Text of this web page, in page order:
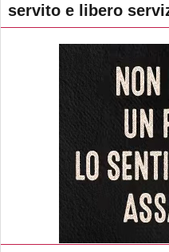
servito e libero